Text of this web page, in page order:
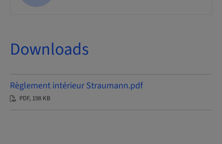
Downloads
Règlement intérieur Straumann.pdf
PDF, 198 KB